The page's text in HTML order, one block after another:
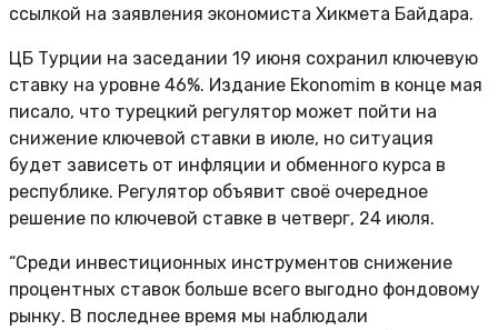
ссылкой на заявления экономиста Хикмета Байдара.
ЦБ Турции на заседании 19 июня сохранил ключевую
ставку на уровне 46%. Издание Ekonomim в конце мая
писало, что турецкий регулятор может пойти на
снижение ключевой ставки в июле, но ситуация
будет зависеть от инфляции и обменного курса в
республике. Регулятор объявит своё очередное
решение по ключевой ставке в четверг, 24 июля.
“Среди инвестиционных инструментов снижение
процентных ставок больше всего выгодно фондовому
рынку. В последнее время мы наблюдали